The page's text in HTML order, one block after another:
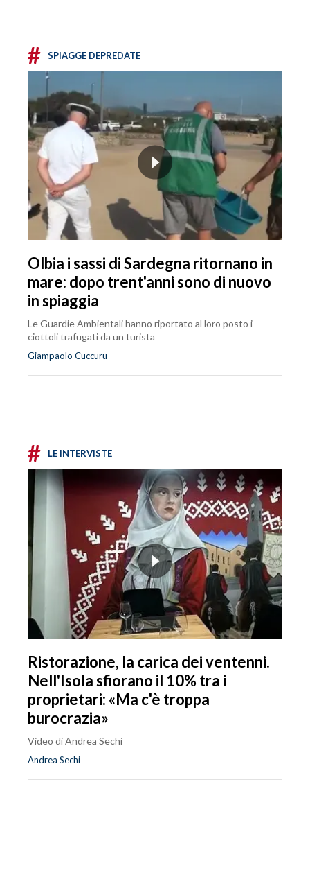
# SPIAGGE DEPREDATE
Olbia i sassi di Sardegna ritornano in
mare: dopo trent'anni sono di nuovo
in spiaggia
Le Guardie Ambientali hanno riportato al loro posto i
ciottoli trafugati da un turista
Giampaolo Cuccuru
# LE INTERVISTE
Ristorazione, la carica dei ventenni.
Nell'Isola sfiorano il 10% tra i
proprietari: «Ma c'è troppa
burocrazia»
Video di Andrea Sechi
Andrea Sechi